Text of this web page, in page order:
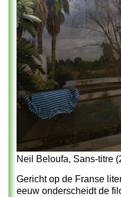
Neil Beloufa, Sans-titre
Gericht op de Franse
eeuw onderscheidt de